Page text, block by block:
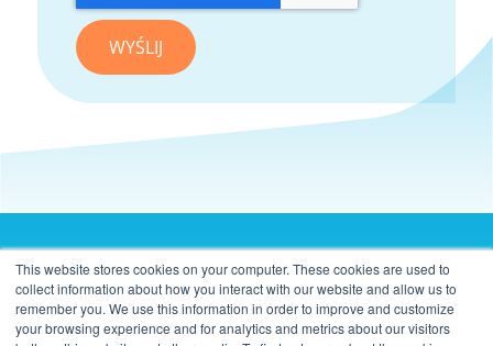
This website stores cookies on your computer. These cookies are used to
collect information about how you interact with our website and allow us to
remember you. We use this information in order to improve and customize
your browsing experience and for analytics and metrics about our visitors
Grow Poland sp. z o.o.
Konstruktorska 11 (Adgar BIT), 5 piętro